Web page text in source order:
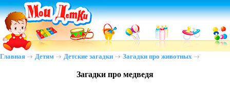
Главная Детям Детские загадки Загадки про животных
Загадки про медведя